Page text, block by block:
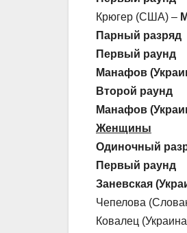
Крюгер (США) –
Парный разряд
Первый раунд
Манафов
Второй раунд
Манафов
Женщины
Одиночный
Первый раунд
Заневская
Чепелова
Ковалец